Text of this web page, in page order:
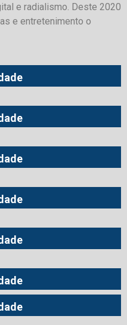
e radialismo. Deste 2020
e entretenimento o